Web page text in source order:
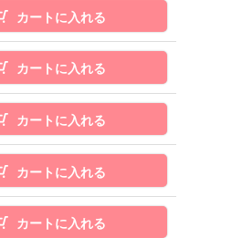
カートに入れる
カートに入れる
カートに入れる
カートに入れる
カートに入れる